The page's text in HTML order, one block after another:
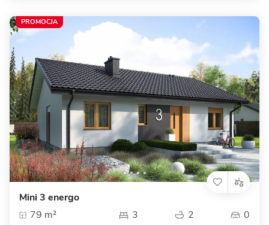
Mini 3 energo
79 m²
3 2 0
PROMOCJA